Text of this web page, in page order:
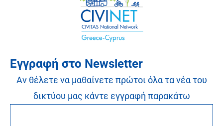
Εγγραφή στο Newsletter
Αν θέλετε να μαθαίνετε πρώτοι όλα τα νέα του
δικτύου μας κάντε εγγραφή παρακάτω